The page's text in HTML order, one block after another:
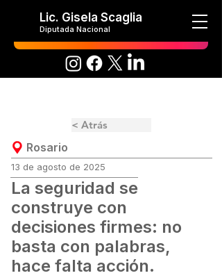
Lic. Gisela Scaglia
Diputada Nacional
< Atrás
Rosario
13 de agosto de 2025
La seguridad se
construye con
decisiones firmes: no
basta con palabras,
hace falta acción.